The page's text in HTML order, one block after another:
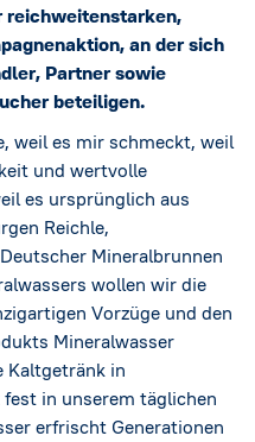
reichweitenstarken,
an der sich
Partner sowie
beteiligen.
weil es mir schmeckt, weil
und wertvolle
es ursprünglich aus
Reichle,
Mineralbrunnen
wollen wir die
Vorzüge und den
Mineralwasser
Kaltgetränk in
in unserem täglichen
erfrischt Generationen